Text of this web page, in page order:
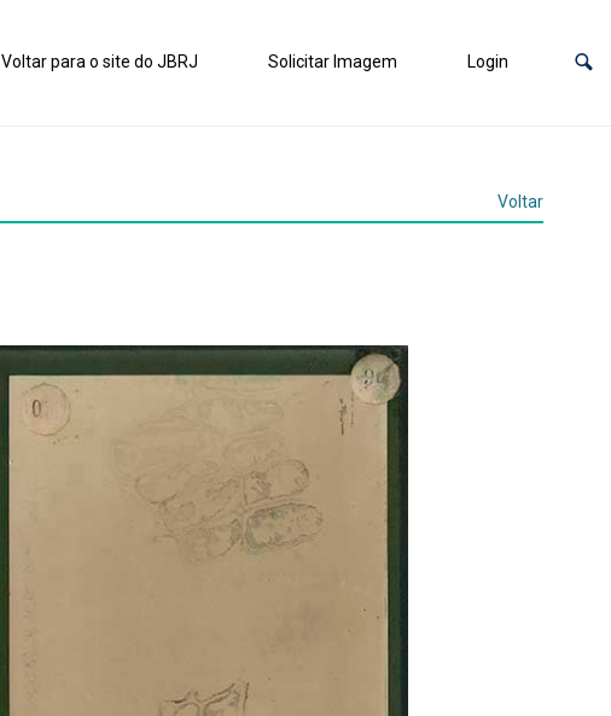
Voltar para o site do JBRJ Solicitar Imagem Login
Voltar